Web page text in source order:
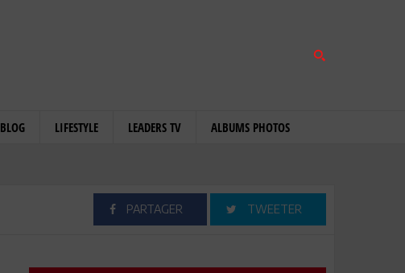
BLOG LIFESTYLE LEADERS TV ALBUMS PHOTOS
PARTAGER TWEETER